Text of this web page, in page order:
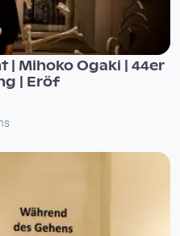
| Mihoko Ogaki | 44er
| Eröf